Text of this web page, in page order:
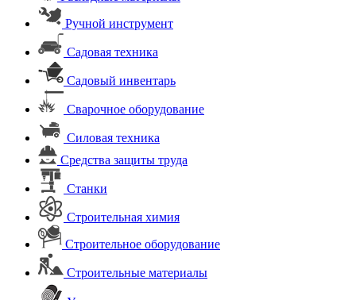
Ручной инструмент
Садовая техника
Садовый инвентарь
Сварочное оборудование
Силовая техника
Средства защиты труда
Станки
Строительная химия
Строительное оборудование
Строительные материалы